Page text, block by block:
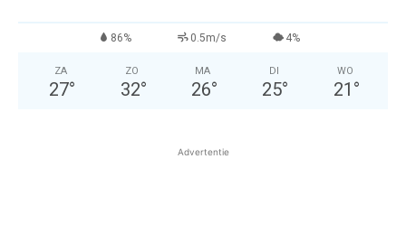
86% 0.5m/s 4%
ZA
27°
ZO
32°
MA
26°
DI
25°
WO
21 °
Advertentie